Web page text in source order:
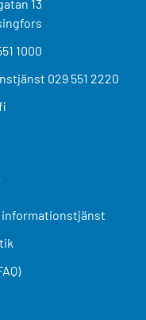
13
1000
029 551 2220
informationstjänst